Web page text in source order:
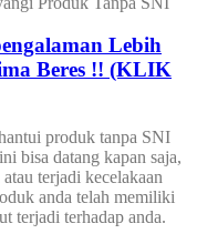
Lebih
Beres !! (KLIK
produk tanpa SNI
bisa datang kapan saja,
terjadi kecelakaan
anda telah memiliki
terjadi terhadap anda.